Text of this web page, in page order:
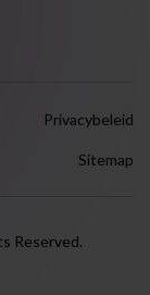
Privacybeleid
Sitemap
Reserved.